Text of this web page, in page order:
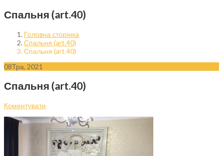
Спальня (art.40)
Головна сторінка
Спальня (art.40)
Спальня (art.40)
08Тра, 2021
Спальня (art.40)
Коментувати